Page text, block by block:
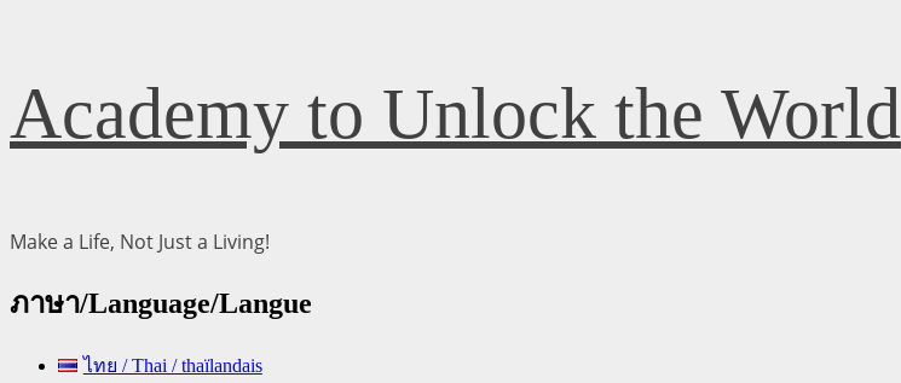
Skip
to
content
Academy to Unlock the World
Make a Life, Not Just a Living!
ภาษา/Language/Langue
ไทย / Thai / thaïlandais